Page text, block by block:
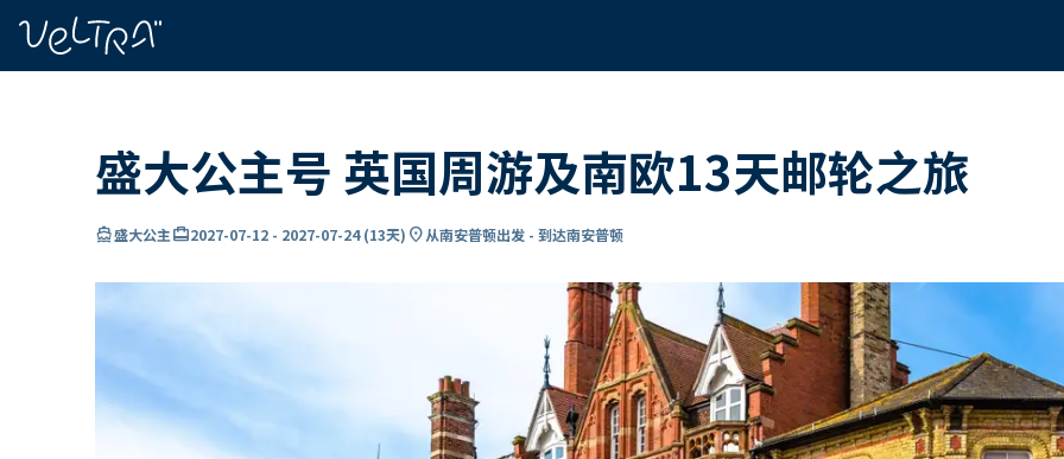
盛大公主号 英国周游及南欧13天邮轮之旅
directions_boat盛大公主card_travel2027-07-12 - 2027-07-24(13天) location_on从南安普顿出发 - 到达南安普顿